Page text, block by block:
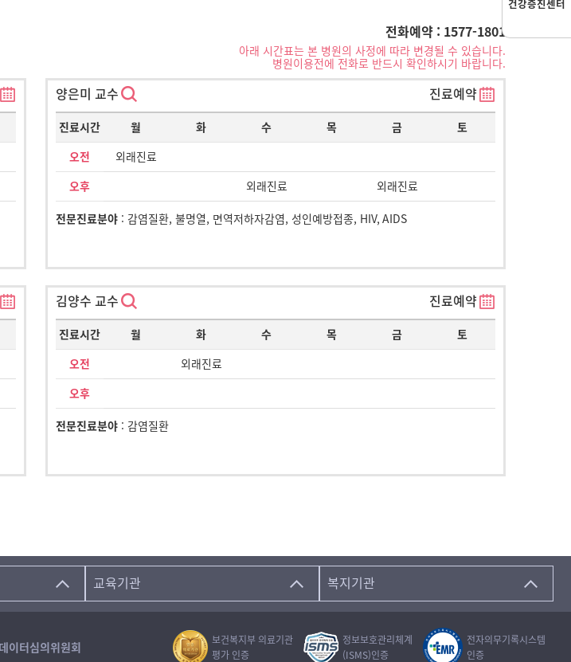
전화예약 : 1577-1801
아래 시간표는 본 병원의 사정에 따라 변경될 수 있습니다.
병원이용전에 전화로 반드시 확인하시기 바랍니다.
양은미 교수 진료예약
진료시간 월 화 수 목 금 토
오전 외래진료
오후 외래진료 외래진료
전문진료분야: 감염질환, 불명열, 면역저하자감염, 성인예방접종, HIV, AIDS
김양수 교수 진료예약
진료시간 월 화 수 목 금 토
오전 외래진료
오후
전문진료분야: 감염질환
건강증진센터
교육기관 복지기관
데이터심의위원회
보건복지부 의료기관
평가 인증
정보보호관리체계
(ISMS)인증
전자의무기록시스템
인증